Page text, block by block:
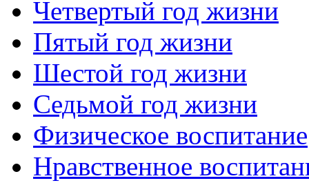
Четвертый год жизни
Пятый год жизни
Шестой год жизни
Седьмой год жизни
Физическое воспитание
Нравственное